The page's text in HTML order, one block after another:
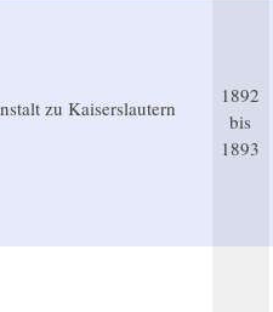
zu Kaiserslautern
1892
bis
1893